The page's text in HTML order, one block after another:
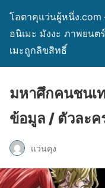
โอตาคุแว่นผู้หนึ่ง.com
อนิเมะ มังงะ ภาพยน
เมะถูกลิขสิทธิ์
มหาศึกคนชนเ
ข้อมูล / ตัวละค
แว่นคุง